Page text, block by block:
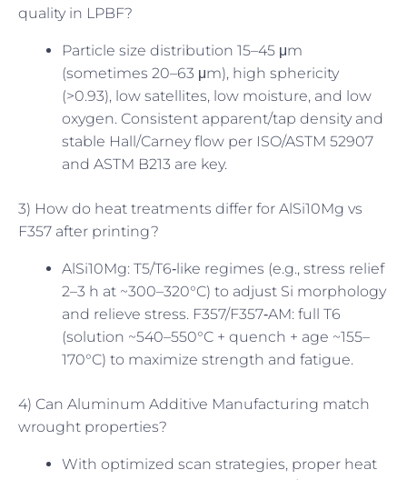
quality in LPBF?
Particle size distribution 15–45 μm
(sometimes 20–63 μm), high sphericity
(>0.93), low satellites, low moisture, and low
oxygen. Consistent apparent/tap density and
stable Hall/Carney flow per ISO/ASTM 52907
and ASTM B213 are key.
3) How do heat treatments differ for AlSi10Mg vs
F357 after printing?
AlSi10Mg: T5/T6‑like regimes (e.g., stress relief
2–3 h at ~300–320°C) to adjust Si morphology
and relieve stress. F357/F357‑AM: full T6
(solution ~540–550°C + quench + age ~155–
170°C) to maximize strength and fatigue.
4) Can Aluminum Additive Manufacturing match
wrought properties?
With optimized scan strategies, proper heat